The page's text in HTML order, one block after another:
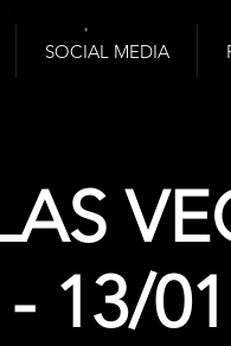
SOCIAL MEDIA
13/01